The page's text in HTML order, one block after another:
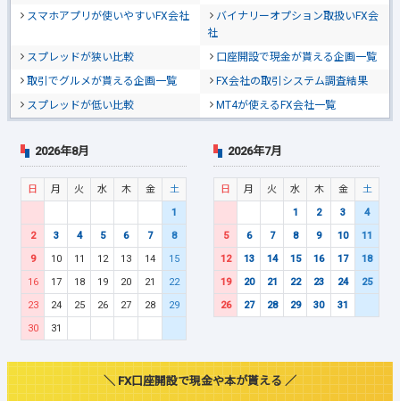
スマホアプリが使いやすいFX会社
バイナリーオプション取扱いFX会
社
スプレッドが狭い比較
口座開設で現金が貰える企画一覧
取引でグルメが貰える企画一覧
FX会社の取引システム調査結果
スプレッドが低い比較
MT4が使えるFX会社一覧
2026年8月
日 月 火 水 木 金
土
1
2
3 4 5 6 7
8
9
10 11 12 13 14
15
16
17 18 19 20 21
22
23
24 25 26 27 28
29
30
31
2026年7月
日 月 火 水 木 金
土
1
2 3
4
5
6 7 8 9 10
11
12
13 14 15 16 17
18
19
20 21 22 23 24
25
26
27 28 29 30 31
＼ FX口座開設で現金や本が貰える ／